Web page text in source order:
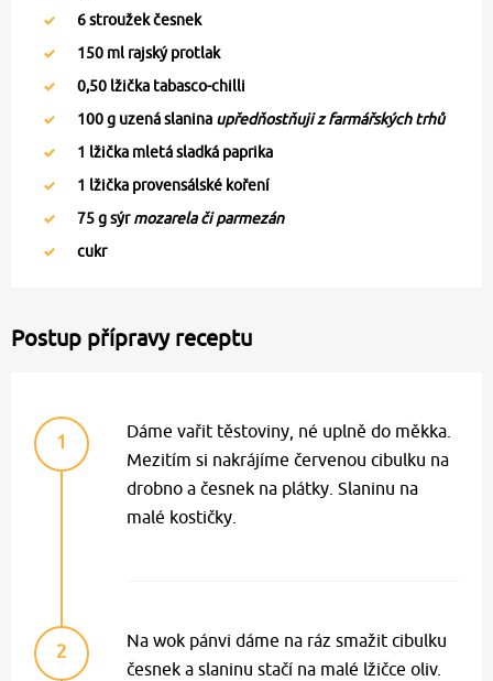
6stroužek česnek
150 ml rajský protlak
0,50 lžička tabasco-chilli
100g uzená slanina upředňostňuji z farmářských trhů
1 lžička mletá sladká paprika
1 lžička provensálské koření
75g sýrmozarela či parmezán
cukr
Postup přípravy receptu
1
Dáme vařit těstoviny, né uplně do měkka.
Mezitím si nakrájíme červenou cibulku na
drobno a česnek na plátky. Slaninu na
malé kostičky.
2
Na wok pánvi dáme na ráz smažit cibulku
česnek a slaninu stačí na malé lžičce oliv.